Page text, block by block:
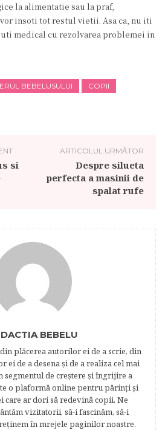
la alimentatie sau la praf,
insoti tot restul vietii. Asa ca, nu iti
medical cu rezolvarea problemei in
BEBELUSULUI
COPII
si
ARTICOLUL URMĂTOR
Despre silueta
perfecta a masinii de
spalat rufe
BEBELU
plăcerea autorilor ei de a scrie, din
ei de a desena şi de a realiza cel mai
segmentul de creştere şi îngrijire a
o plaformă online pentru părinţi şi
care ar dori să redevină copii. Ne
vizitatorii, să-i fascinăm, să-i
în mrejele paginilor noastre.​